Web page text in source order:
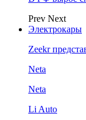
Prev Next
Электрокары
Zeekr
Neta
Neta
Li Auto